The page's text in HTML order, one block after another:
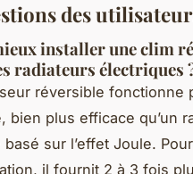
des
installer une clim
radiateurs électriques
réversible fonctionne
bien plus efficace qu’un
sur l’effet Joule.
il fournit 2 à 3 fois